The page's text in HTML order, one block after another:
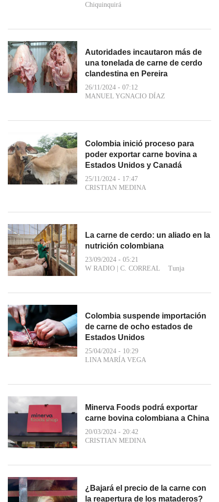
Chiquinquirá
Autoridades incautaron más de
una tonelada de carne de cerdo
clandestina en Pereira
26/11/2024 - 07:12
MANUEL YGNACIO DÍAZ
Colombia inició proceso para
poder exportar carne bovina a
Estados Unidos y Canadá
25/11/2024 - 17:47
CRISTIAN MEDINA
La carne de cerdo: un aliado en la
nutrición colombiana
23/09/2024 - 05:21
W RADIO | C. CORREAL Tunja
Colombia suspende importación
de carne de ocho estados de
Estados Unidos
25/04/2024 - 10:29
LINA MARÍA VEGA
Minerva Foods podrá exportar
carne bovina colombiana a China
20/03/2024 - 20:42
CRISTIAN MEDINA
¿Bajará el precio de la carne con
la reapertura de los mataderos?